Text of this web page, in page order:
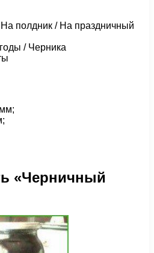
полдник / На праздничный
/ Черника
«Черничный